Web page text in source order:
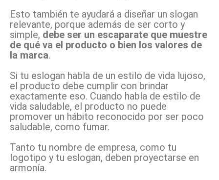
Esto también te ayudará a diseñar un slogan
relevante, porque además de ser corto y
simple, debe ser un escaparate que muestre
de qué va el producto o bien los valores de
la marca.
Si tu eslogan habla de un estilo de vida lujoso,
el producto debe cumplir con brindar
exactamente eso. Cuando habla de estilo de
vida saludable, el producto no puede
promover un hábito reconocido por ser poco
saludable, como fumar.
Tanto tu nombre de empresa, como tu
logotipo y tu eslogan, deben proyectarse en
armonía.